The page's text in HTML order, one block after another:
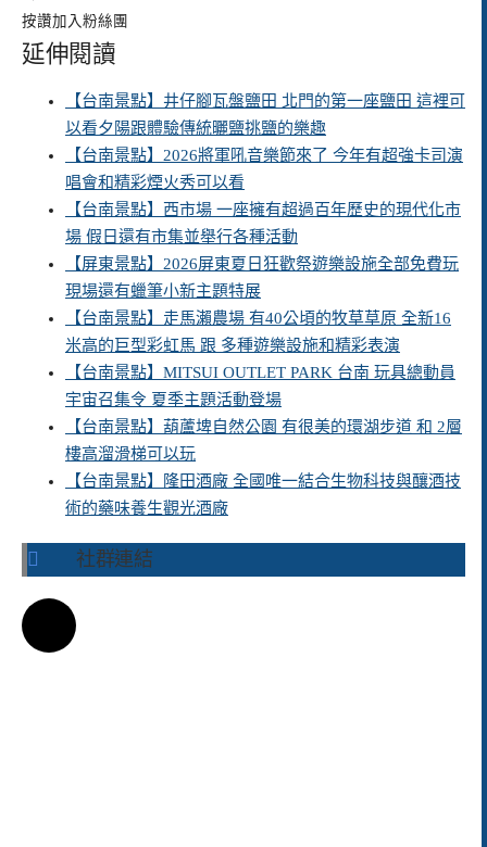
按讚加入粉絲團
延伸閱讀
【台南景點】井仔腳瓦盤鹽田 北門的第一座鹽田 這裡可
以看夕陽跟體驗傳統曬鹽挑鹽的樂趣
【台南景點】2026將軍吼音樂節來了 今年有超強卡司演
唱會和精彩煙火秀可以看
【台南景點】西市場 一座擁有超過百年歷史的現代化市
場 假日還有市集並舉行各種活動
【屏東景點】2026屏東夏日狂歡祭遊樂設施全部免費玩
現場還有蠟筆小新主題特展
【台南景點】走馬瀨農場 有40公頃的牧草草原 全新16
米高的巨型彩虹馬 跟 多種遊樂設施和精彩表演
【台南景點】MITSUI OUTLET PARK 台南 玩具總動員
宇宙召集令 夏季主題活動登場
【台南景點】葫蘆埤自然公園 有很美的環湖步道 和 2層
樓高溜滑梯可以玩
【台南景點】隆田酒廠 全國唯一結合生物科技與釀酒技
術的藥味養生觀光酒廠
社群連結